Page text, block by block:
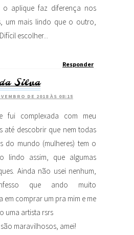
o aplique faz diferença nos
um mais lindo que o outro,
escolher...
Responder
Silva
DE 2018 ÀS 08:15
fui complexada com meu
até descobrir que nem todas
do mundo (mulheres) tem o
lindo assim, que algumas
Ainda não usei nenhum,
que ando muito
em comprar um pra mim e me
uma artista rsrs
são maravilhosos, amei!